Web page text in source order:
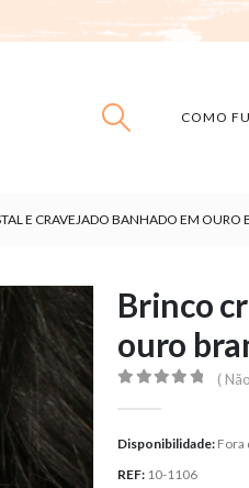
COMO
E CRAVEJADO BANHADO EM OURO
Brinco
ouro
(
Disponibilidade: Fora
REF: 10-1106